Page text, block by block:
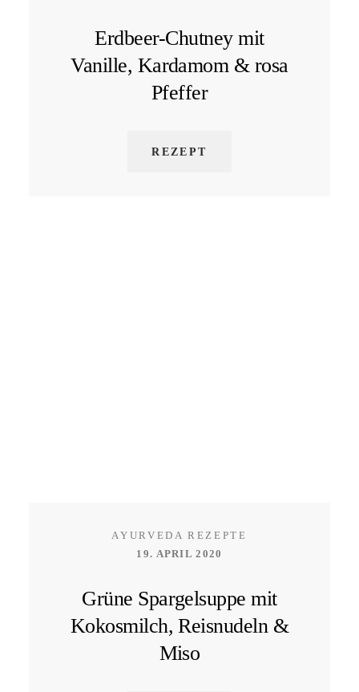
Erdbeer-Chutney mit
Vanille, Kardamom & rosa
Pfeffer
REZEPT
AYURVEDA REZEPTE
19. APRIL 2020
Grüne Spargelsuppe mit
Kokosmilch, Reisnudeln &
Miso